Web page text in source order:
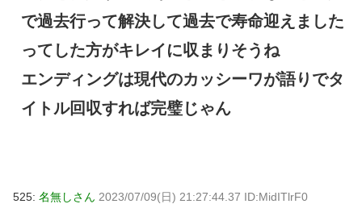
で過去行って解決して過去で寿命迎えました
ってした方がキレイに収まりそうね
エンディングは現代のカッシーワが語りでタ
イトル回収すれば完璧じゃん
525: 名無しさん 2023/07/09(日) 21:27:44.37 ID:MidITlrF0